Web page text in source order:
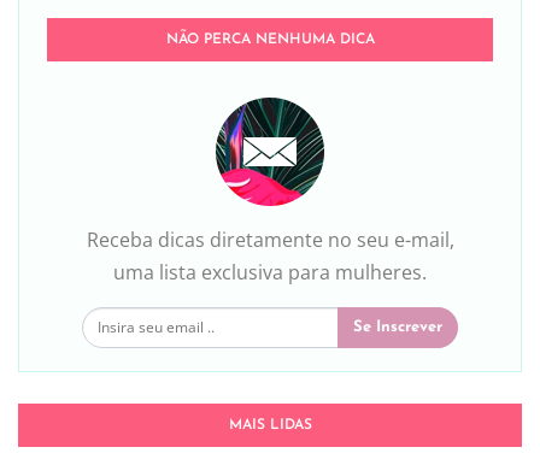
NÃO PERCA NENHUMA DICA
Receba dicas diretamente no seu e-mail,
uma lista exclusiva para mulheres.
Se Inscrever
MAIS LIDAS